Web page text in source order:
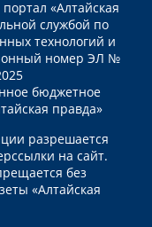
«Алтайская
службой по
технологий и
номер ЭЛ №
бюджетное
правда»
разрешается
на сайт.
без
«Алтайская